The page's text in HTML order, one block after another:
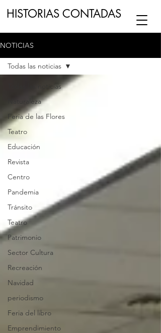
HISTORIAS CONTADAS
NUESTRO CANAL DE
ESCRIBENOS
NOTICIAS
Todas las noticias
Naturaleza
Feria de las Flores
Teatro
Educación
Revista
Centro
Pandemia
Tránsito
Teatro
Patrimonio
Sector Cultura
Recreación
Navidad
periodismo
Feria del libro
Emprendimiento
Todas las noticias